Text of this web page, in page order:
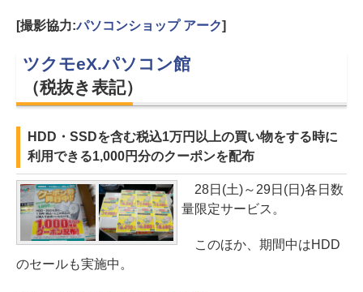
[撮影協力:パソコンショップ アーク]
ツクモeX.パソコン館
（税抜き表記）
HDD・SSDを含む税込1万円以上の買い物をする時に
利用できる1,000円分のクーポンを配布
28日(土)～29日(日)各日数
量限定サービス。
このほか、期間中はHDD
のセールも実施中。